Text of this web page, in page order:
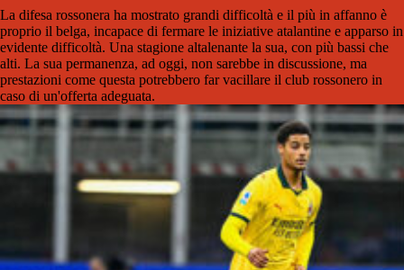
La difesa rossonera ha mostrato grandi difficoltà e il più in affanno è
proprio il belga, incapace di fermare le iniziative atalantine e apparso in
evidente difficoltà. Una stagione altalenante la sua, con più bassi che
alti. La sua permanenza, ad oggi, non sarebbe in discussione, ma
prestazioni come questa potrebbero far vacillare il club rossonero in
caso di un'offerta adeguata.